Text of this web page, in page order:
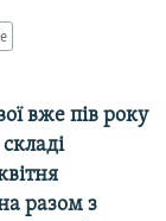
вже пів року
разом з